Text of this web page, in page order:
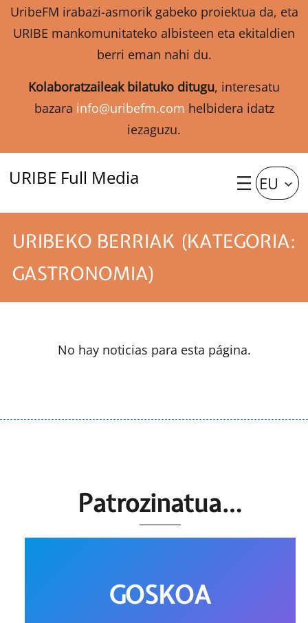
UribeFM irabazi-asmorik gabeko proiektua da, eta
URIBE mankomunitateko albisteen eta ekitaldien
berri eman nahi du.
Kolaboratzaileak bilatuko ditugu, interesatu
bazara info@uribefm.com helbidera idatz
iezaguzu.
URIBE Full Media EU
URIBEKO BERRIAK (KATEGORIA:
GASTRONOMIA)
No hay noticias para esta página.
Patrozinatua…
GOSKOA